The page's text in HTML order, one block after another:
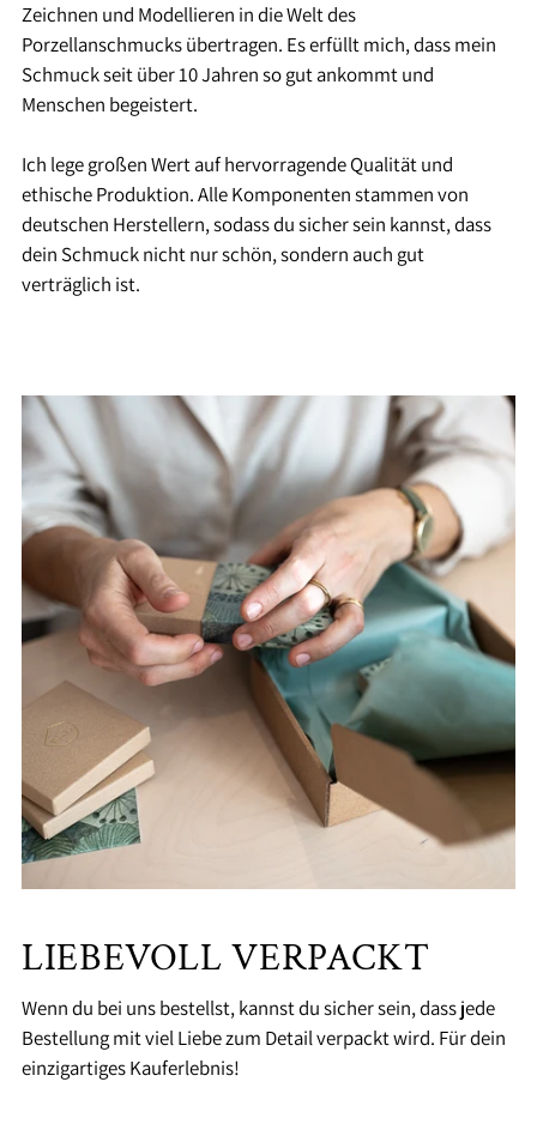
Zeichnen und Modellieren in die Welt des
Porzellanschmucks übertragen. Es erfüllt mich, dass mein
Schmuck seit über 10 Jahren so gut ankommt und
Menschen begeistert.
Ich lege großen Wert auf hervorragende Qualität und
ethische Produktion. Alle Komponenten stammen von
deutschen Herstellern, sodass du sicher sein kannst, dass
dein Schmuck nicht nur schön, sondern auch gut
verträglich ist.
LIEBEVOLL VERPACKT
Wenn du bei uns bestellst, kannst du sicher sein, dass jede
Bestellung mit viel Liebe zum Detail verpackt wird. Für dein
einzigartiges Kauferlebnis!